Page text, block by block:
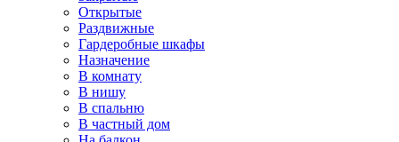
Открытые
Раздвижные
Гардеробные шкафы
Назначение
В комнату
В нишу
В спальню
В частный дом